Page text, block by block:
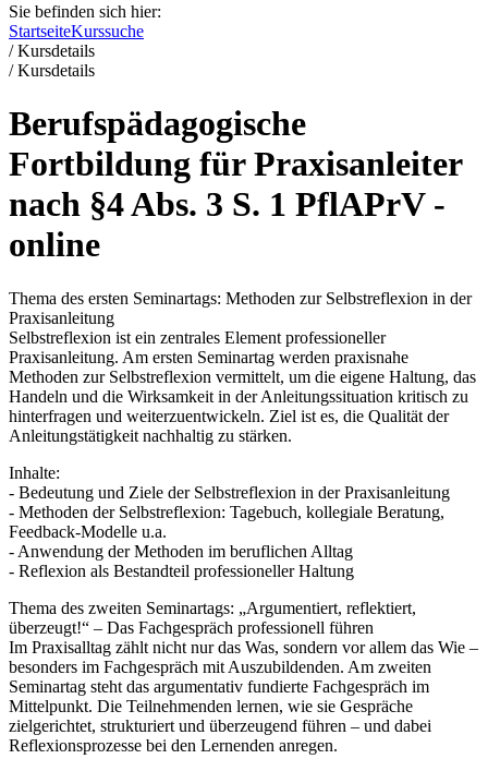
Sie befinden sich hier:
StartseiteKurssuche
/Kursdetails
/Kursdetails
Berufspädagogische
Fortbildung für Praxisanleiter
nach §4 Abs. 3 S. 1 PflAPrV -
online
Thema des ersten Seminartags: Methoden zur Selbstreflexion in der
Praxisanleitung
Selbstreflexion ist ein zentrales Element professioneller
Praxisanleitung. Am ersten Seminartag werden praxisnahe
Methoden zur Selbstreflexion vermittelt, um die eigene Haltung, das
Handeln und die Wirksamkeit in der Anleitungssituation kritisch zu
hinterfragen und weiterzuentwickeln. Ziel ist es, die Qualität der
Anleitungstätigkeit nachhaltig zu stärken.
Inhalte:
- Bedeutung und Ziele der Selbstreflexion in der Praxisanleitung
- Methoden der Selbstreflexion: Tagebuch, kollegiale Beratung,
Feedback-Modelle u.a.
- Anwendung der Methoden im beruflichen Alltag
- Reflexion als Bestandteil professioneller Haltung
Thema des zweiten Seminartags: „Argumentiert, reflektiert,
überzeugt!“ – Das Fachgespräch professionell führen
Im Praxisalltag zählt nicht nur das Was, sondern vor allem das Wie –
besonders im Fachgespräch mit Auszubildenden. Am zweiten
Seminartag steht das argumentativ fundierte Fachgespräch im
Mittelpunkt. Die Teilnehmenden lernen, wie sie Gespräche
zielgerichtet, strukturiert und überzeugend führen – und dabei
Reflexionsprozesse bei den Lernenden anregen.